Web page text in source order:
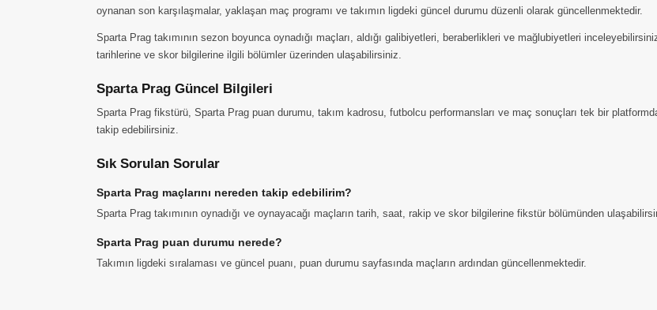
oynanan son karşılaşmalar, yaklaşan maç programı ve takımın ligdeki güncel durumu düzenli olarak güncellenmektedir.
Sparta Prag takımının sezon boyunca oynadığı maçları, aldığı galibiyetleri, beraberlikleri ve mağlubiyetleri
tarihlerine ve skor bilgilerine ilgili bölümler üzerinden ulaşabilirsiniz.
Sparta Prag Güncel Bilgileri
Sparta Prag fikstürü, Sparta Prag puan durumu, takım kadrosu, futbolcu performansları ve maç sonuçları tek bir
takip edebilirsiniz.
Sık Sorulan Sorular
Sparta Prag maçlarını nereden takip edebilirim?
Sparta Prag takımının oynadığı ve oynayacağı maçların tarih, saat, rakip ve skor bilgilerine fikstür bölümünden
Sparta Prag puan durumu nerede?
Takımın ligdeki sıralaması ve güncel puanı, puan durumu sayfasında maçların ardından güncellenmektedir.